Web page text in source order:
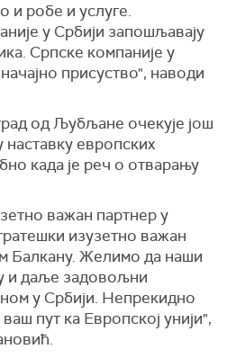
и робе и услуге.
у Србији запошљавају
Српске компаније у
присуство", наводи
од Љубљане очекује још
европских
када је реч о отварању
важан партнер у
изузетно важан
Балкану. Желимо да наши
и даље задовољни
у Србији. Непрекидно
пут ка Европској унији",